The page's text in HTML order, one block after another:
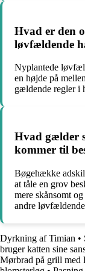
Hvad er den
løvfældende
Nyplantede
en højde på
gældende regler i
Hvad gælder
kommer til
Bøgehække
at tåle en grov
mere skånsomt
andre
Dyrkning af Timian •
bruger katten sine
Mørbrad på grill med